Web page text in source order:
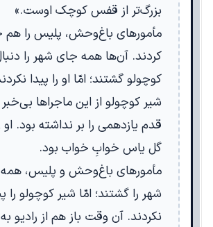
بزرگ‌تر از قفس کوچک اوست.»
مأمورهای باغ‌وحش، پلیس را هم
کردند. آن‌ها همه جای شهر را
کوچولو گشتند؛ امّا او را پیدا
شیر کوچولو از این ماجراها
قدم یازدهمی را بر نداشته بود. او
گل یاس خوابِ خواب بود.
مأمورهای باغ‌وحش و پلیس،
شهر را گشتند؛ امّا شیر کوچولو را
نکردند. آن وقت باز هم از رادیو